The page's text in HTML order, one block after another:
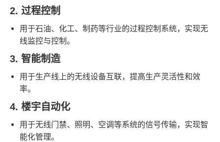
2. 过程控制
用于石油、化工、制药等行业的过程控制系统，实现无
线监控与控制。
3. 智能制造
用于生产线上的无线设备互联，提高生产灵活性和效
率。
4. 楼宇自动化
用于无线门禁、照明、空调等系统的信号传输，实现智
能化管理。